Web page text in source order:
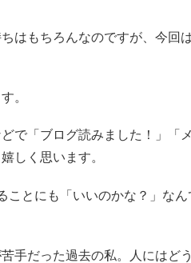
はもちろんなのですが、今回
。
で「ブログ読みました！」「
しく思います。
とにも「いいのかな？」な
手だった過去の私。人にはど